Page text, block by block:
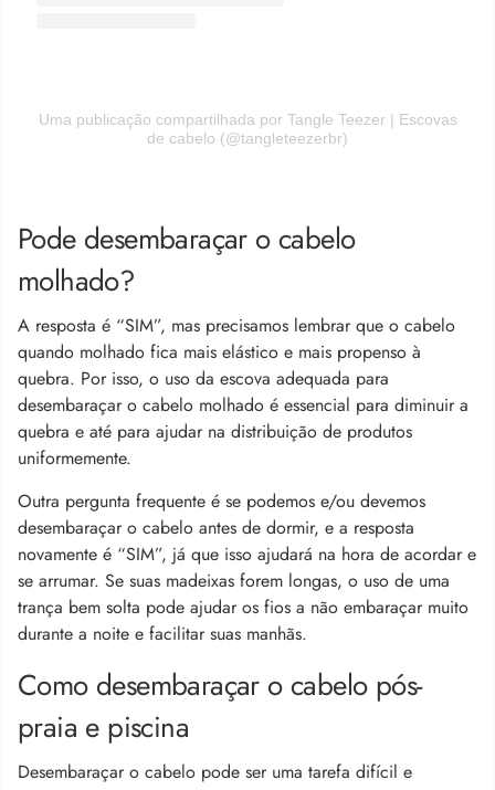
Uma publicação compartilhada por Tangle Teezer | Escovas
de cabelo (@tangleteezerbr)
Pode desembaraçar o cabelo
molhado?
A resposta é “SIM”, mas precisamos lembrar que o cabelo
quando molhado fica mais elástico e mais propenso à
quebra. Por isso, o uso da escova adequada para
desembaraçar o cabelo molhado é essencial para diminuir a
quebra e até para ajudar na distribuição de produtos
uniformemente.
Outra pergunta frequente é se podemos e/ou devemos
desembaraçar o cabelo antes de dormir, e a resposta
novamente é “SIM”, já que isso ajudará na hora de acordar e
se arrumar. Se suas madeixas forem longas, o uso de uma
trança bem solta pode ajudar os fios a não embaraçar muito
durante a noite e facilitar suas manhãs.
Como desembaraçar o cabelo pós-
praia e piscina
Desembaraçar o cabelo pode ser uma tarefa difícil e